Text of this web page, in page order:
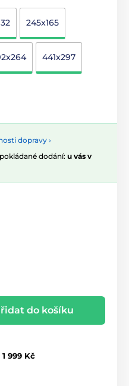
245x165
441x297
dopravy ›
dodání: u vás v
do košíku
1 999 Kč